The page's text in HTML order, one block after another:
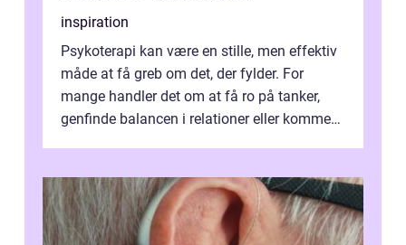
inspiration
Psykoterapi kan være en stille, men effektiv
måde at få greb om det, der fylder. For
mange handler det om at få ro på tanker,
genfinde balancen i relationer eller komme